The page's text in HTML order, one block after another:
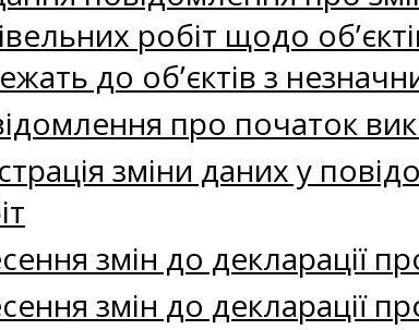
робіт щодо
до об’єктів з
про початок
зміни даних у
змін до декларації
змін до декларації